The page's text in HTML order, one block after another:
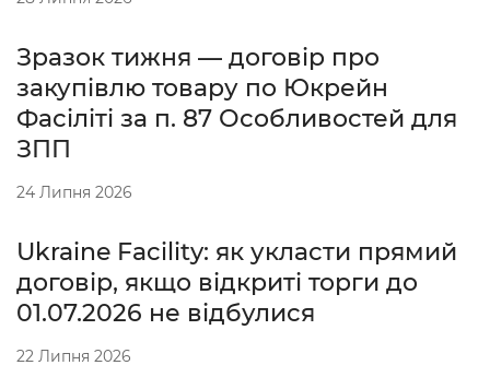
Зразок тижня — договір про
закупівлю товару по Юкрейн
Фасіліті за п. 87 Особливостей для
ЗПП
24 Липня 2026
Ukraine Facility: як укласти прямий
договір, якщо відкриті торги до
01.07.2026 не відбулися
22 Липня 2026